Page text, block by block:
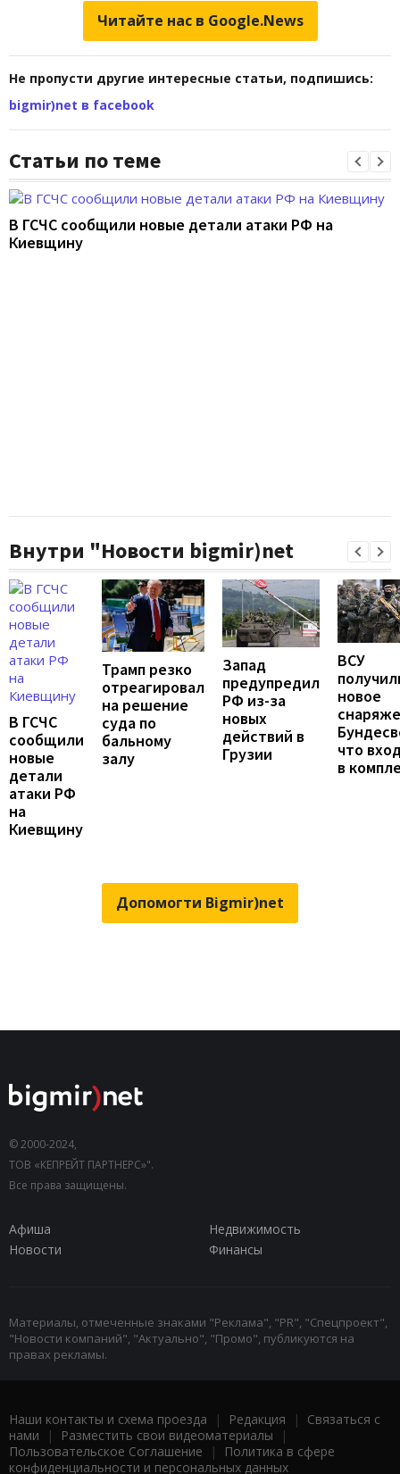
Читайте нас в Google.News
Не пропусти другие интересные статьи, подпишись:
bigmir)net в facebook
Статьи по теме
В ГСЧС сообщили новые детали атаки РФ на
Киевщину
Внутри "Новости bigmir)net
В ГСЧС
сообщили
новые
детали
атаки РФ
на
Киевщину
Трамп резко
отреагировал
на решение
суда по
бальному
залу
Запад
предупредил
РФ из-за
новых
действий в
Грузии
ВСУ
новое
что
в
Допомогти Bigmir)net
© 2000-2024,
ТОВ «КЕПРЕЙТ ПАРТНЕРС»".
Все права защищены.
Афиша
Недвижимость
Новости
Финансы
Материалы, отмеченные знаками "Реклама", "PR", "Спецпроект",
"Новости компаний", "Актуально", "Промо", публикуются на
правах рекламы.
Наши контакты и схема проезда | Редакция | Связаться с
нами | Разместить свои видеоматериалы |
Пользовательское Соглашение |
Политика в сфере
конфиденциальности и персональных данных